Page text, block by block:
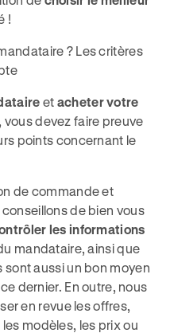
!
? Les critères
et acheter votre
, vous devez faire preuve
points concernant le
de commande et
de bien vous
les informations
mandataire, ainsi que
aussi un bon moyen
dernier. En outre, nous
en revue les offres,
modèles, les prix ou